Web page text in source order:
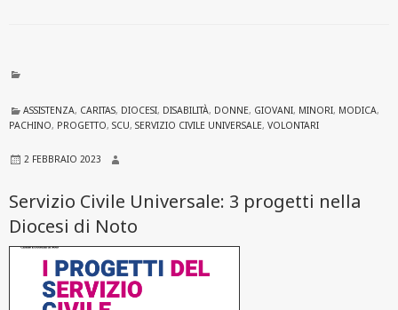
ASSISTENZA, CARITAS, DIOCESI, DISABILITÀ, DONNE, GIOVANI, MINORI, MODICA,
PACHINO, PROGETTO, SCU, SERVIZIO CIVILE UNIVERSALE, VOLONTARI
2 FEBBRAIO 2023
Servizio Civile Universale: 3 progetti nella
Diocesi di Noto